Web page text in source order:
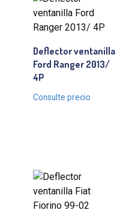
Deflector ventanilla
Ford Ranger 2013/
4P
Consulte precio